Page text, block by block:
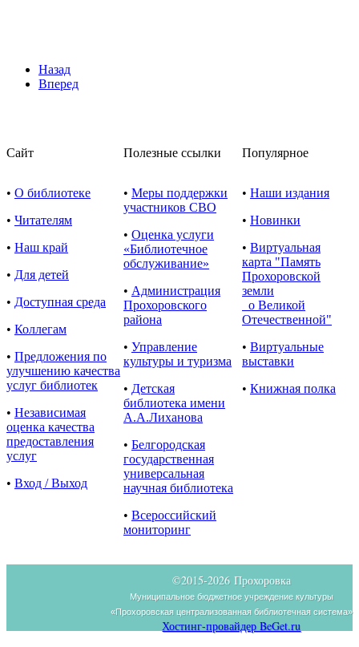
Назад
Вперед
Сайт Полезные ссылки Популярное
• О библиотеке
• Читателям
• Наш край
• Для детей
• Доступная среда
• Коллегам
• Предложения по
улучшению качества
услуг библиотек
• Независимая
оценка качества
предоставления
услуг
• Вход / Выход
• Меры поддержки
участников СВО
• Оценка услуги
«Библиотечное
обслуживание»
• Администрация
Прохоровского
района
• Управление
культуры и туризма
• Детская
библиотека имени
А.А.Лиханова
• Белгородская
государственная
универсальная
научная библиотека
• Всероссийский
мониторинг
• Наши издания
• Новинки
• Виртуальная
карта "Память
Прохоровской
земли
о Великой
Отечественной"
• Виртуальные
выставки
• Книжная полка
©2015-2026 Прохоровка
Муниципальное бюджетное учреждение культуры
«Прохоровская централизованная библиотечная система»
Хостинг-провайдер BeGet.ru